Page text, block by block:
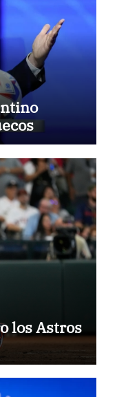
los Astros